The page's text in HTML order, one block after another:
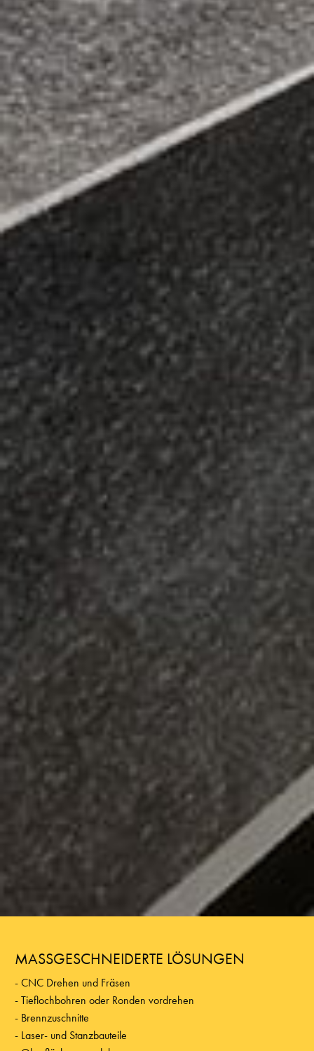
MASSGESCHNEIDERTE LÖSUNGEN
CNC Drehen und Fräsen
Tieflochbohren oder Ronden vordrehen
Brennzuschnitte
Laser- und Stanzbauteile